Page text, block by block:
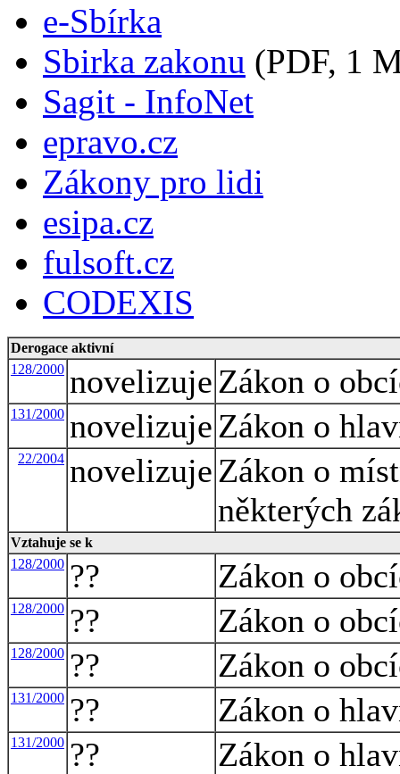
e-Sbírka
Sbirka zakonu (PDF, 1
Sagit - InfoNet
epravo.cz
Zákony pro lidi
esipa.cz
fulsoft.cz
CODEXIS
Derogace aktivní
128/2000 novelizujeZákon o
131/2000 novelizujeZákon o
22/2004 novelizujeZákon o
některých
Vztahuje se k
128/2000 ?? Zákon o
128/2000 ?? Zákon o
128/2000 ?? Zákon o
131/2000 ?? Zákon o
131/2000 ?? Zákon o